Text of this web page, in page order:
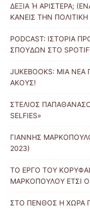
ΔΕΞΙΑ Ή ΑΡΙΣΤΕΡΑ;
ΚΑΝΕΙΣ ΤΗΝ
PODCAST: ΙΣΤΟΡΙΑ
ΣΠΟΥΔΩΝ ΣΤΟ
JUKEBOOKS: ΜΙΑ
ΑΚΟΥΣ!
ΣΤΕΛΙΟΣ
SELFIES»
ΓΙΑΝΝΗΣ
2023)
ΤΟ ΕΡΓΟ ΤΟΥ
ΜΑΡΚΟΠΟΥΛΟΥ ΕΤΣΙ
ΣΤΟ ΠΕΝΘΟΣ Η ΧΩΡΑ